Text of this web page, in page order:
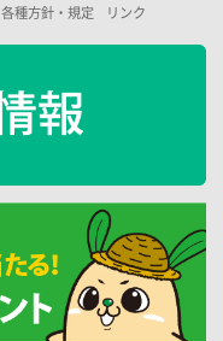
各種方針・規定 リンク